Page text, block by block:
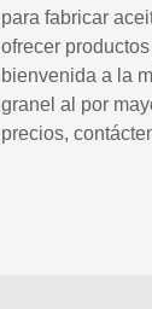
para fabricar
ofrecer
bienvenida a la
granel al por
precios,